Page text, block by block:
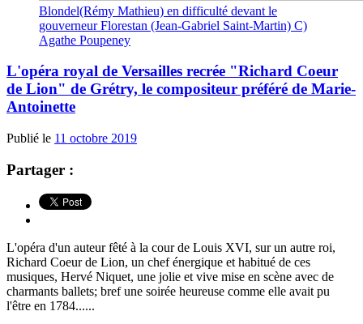
Blondel(Rémy Mathieu) en difficulté devant le
gouverneur Florestan (Jean-Gabriel Saint-Martin) C)
Agathe Poupeney
L'opéra royal de Versailles recrée "Richard Coeur
de Lion" de Grétry, le compositeur préféré de Marie-
Antoinette
Publié le 11 octobre 2019
Partager :
L'opéra d'un auteur fêté à la cour de Louis XVI, sur un autre roi,
Richard Coeur de Lion, un chef énergique et habitué de ces
musiques, Hervé Niquet, une jolie et vive mise en scène avec de
charmants ballets; bref une soirée heureuse comme elle avait pu
l'être en 1784......